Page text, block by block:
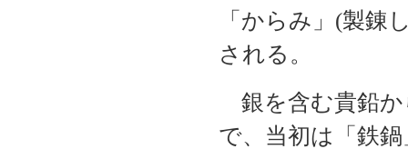
「からみ」(製錬
される。
銀を含む貴鉛か
で、当初は「鉄